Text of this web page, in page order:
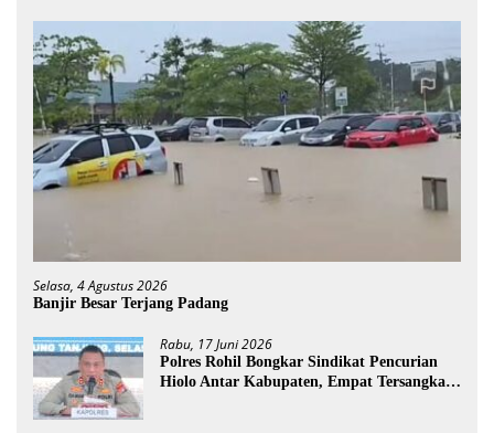
Selasa, 4 Agustus 2026
Banjir Besar Terjang Padang
Rabu, 17 Juni 2026
Polres Rohil Bongkar Sindikat Pencurian
Hiolo Antar Kabupaten, Empat Tersangka